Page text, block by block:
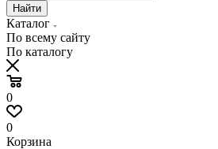
Найти
Каталог
По всему сайту
По каталогу
0
0
Корзина